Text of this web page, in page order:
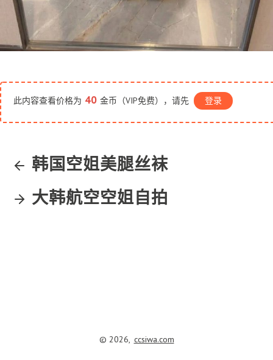
此内容查看价格为 40 金币（VIP免费），请先 登录
韩国空姐美腿丝袜
大韩航空空姐自拍
© 2026, ccsiwa.com